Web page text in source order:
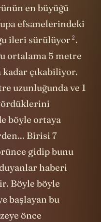
en büyüğü
efsanelerindeki
ileri sürülüyor2.
ortalama 5 metre
kadar çıkabiliyor.
uzunluğunda ve 1
böyle ortaya
Birisi 7
gidip bunu
haberi
Böyle böyle
başlayan bu
önce